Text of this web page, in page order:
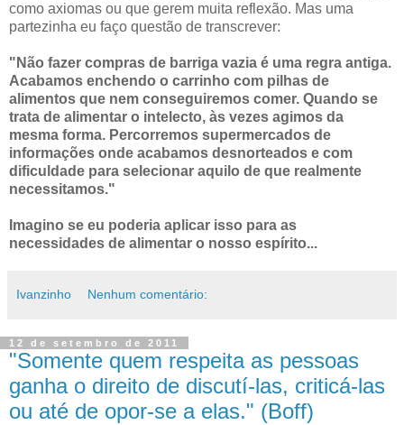
como axiomas ou que gerem muita reflexão. Mas uma
partezinha eu faço questão de transcrever:
"Não fazer compras de barriga vazia é uma regra antiga.
Acabamos enchendo o carrinho com pilhas de
alimentos que nem conseguiremos comer. Quando se
trata de alimentar o intelecto, às vezes agimos da
mesma forma. Percorremos supermercados de
informações onde acabamos desnorteados e com
dificuldade para selecionar aquilo de que realmente
necessitamos."
Imagino se eu poderia aplicar isso para as
necessidades de alimentar o nosso espírito...
Ivanzinho Nenhum comentário:
12 de setembro de 2011
"Somente quem respeita as pessoas
ganha o direito de discutí-las, criticá-las
ou até de opor-se a elas." (Boff)